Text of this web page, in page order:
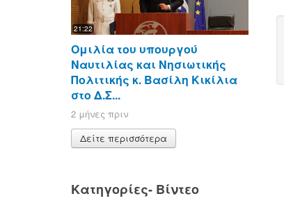
21:22
Ομιλία του υπουργού
Ναυτιλίας και Νησιωτικής
Πολιτικής κ. Βασίλη Κικίλια
στο Δ.Σ...
2 μήνες πριν
Δείτε περισσότερα
Κατηγορίες- Βίντεο